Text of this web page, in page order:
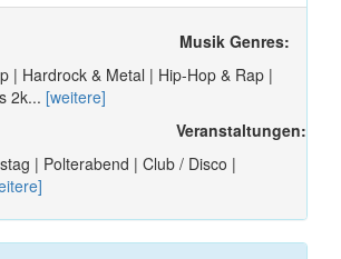
Musik Genres:
| Hardrock & Metal | Hip-Hop & Rap |
2k... [weitere]
Veranstaltungen:
| Polterabend | Club / Disco |